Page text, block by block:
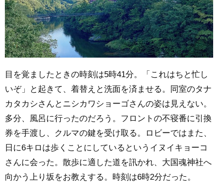
目を覚ましたときの時刻は5時41分。「これはちと忙し
いぞ」と起きて、着替えと洗面を済ませる。同室のタナ
カタカシさんとニシカワショーゴさんの姿は見えない。
多分、風呂に行ったのだろう。フロントの不寝番に引換
券を手渡し、クルマの鍵を受け取る。ロビーではまた、
日に6キロは歩くことにしているというイヌイキョーコ
さんに会った。散歩に適した道を訊かれ、大国魂神社へ
向かう上り坂をお教えする。時刻は6時2分だった。